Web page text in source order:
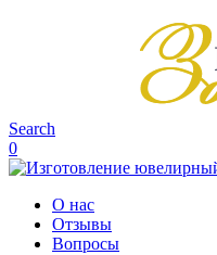
Search
0
О нас
Отзывы
Вопросы